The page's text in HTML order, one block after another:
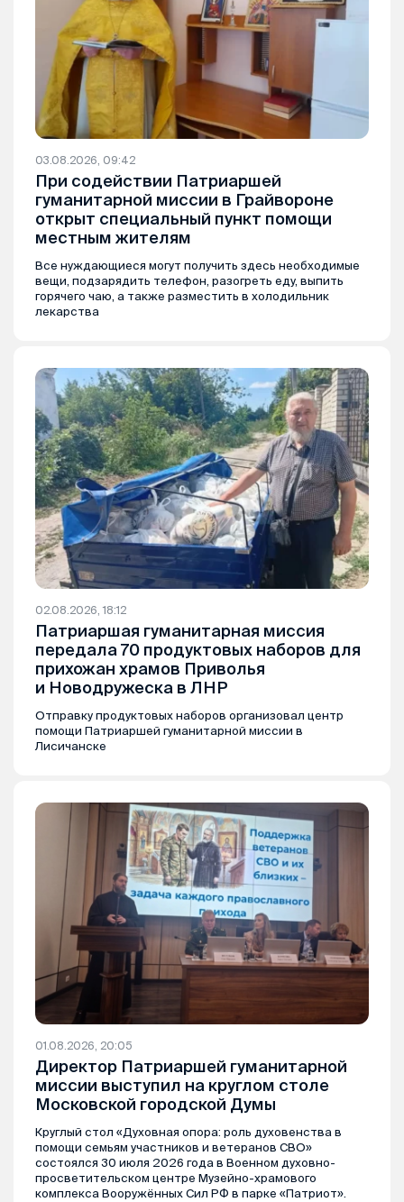
03.08.2026, 09:42
При содействии Патриаршей
гуманитарной миссии в Грайвороне
открыт специальный пункт помощи
местным жителям
Все нуждающиеся могут получить здесь необходимые
вещи, подзарядить телефон, разогреть еду, выпить
горячего чаю, а также разместить в холодильник
лекарства
02.08.2026, 18:12
Патриаршая гуманитарная миссия
передала 70 продуктовых наборов для
прихожан храмов Приволья
и Новодружеска в ЛНР
Отправку продуктовых наборов организовал центр
помощи Патриаршей гуманитарной миссии в
Лисичанске
01.08.2026, 20:05
Директор Патриаршей гуманитарной
миссии выступил на круглом столе
Московской городской Думы
Круглый стол «Духовная опора: роль духовенства в
помощи семьям участников и ветеранов СВО»
состоялся 30 июля 2026 года в Военном духовно-
просветительском центре Музейно-храмового
комплекса Вооружённых Сил РФ в парке «Патриот».